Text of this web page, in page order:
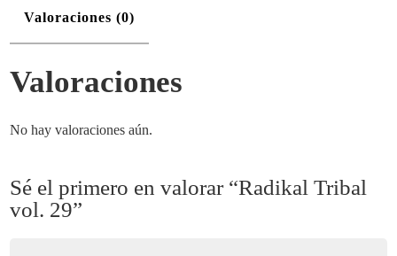
Valoraciones (0)
Valoraciones
No hay valoraciones aún.
Sé el primero en valorar “Radikal Tribal
vol. 29”